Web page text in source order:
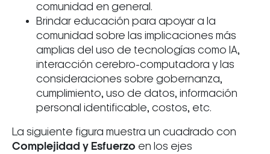
comunidad en general.
Brindar educación para apoyar a la
comunidad sobre las implicaciones más
amplias del uso de tecnologías como IA,
interacción cerebro-computadora y las
consideraciones sobre gobernanza,
cumplimiento, uso de datos, información
personal identificable, costos, etc.
La siguiente figura muestra un cuadrado con
Complejidad y Esfuerzo en los ejes